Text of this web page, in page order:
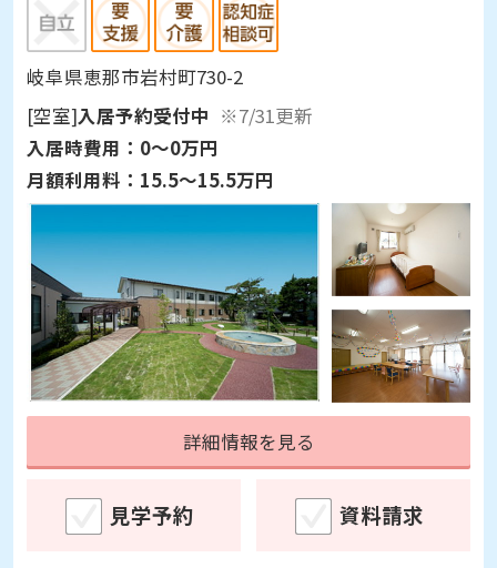
岐阜県恵那市岩村町730-2
[空室]入居予約受付中 ※7/31更新
入居時費用： 0～0万円
月額利用料： 15.5～15.5万円
詳細情報を見る
見学予約 資料請求